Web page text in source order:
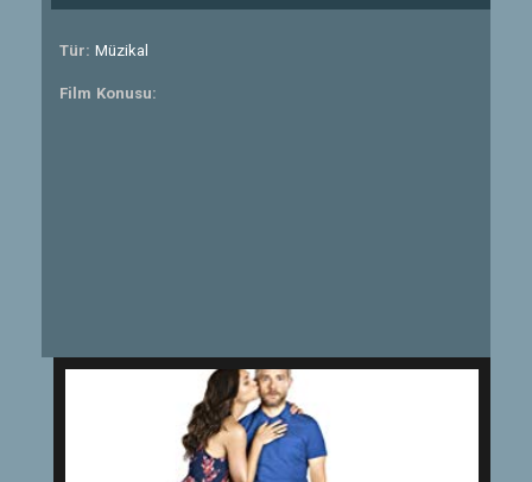
Tür: Müzikal
Film Konusu: